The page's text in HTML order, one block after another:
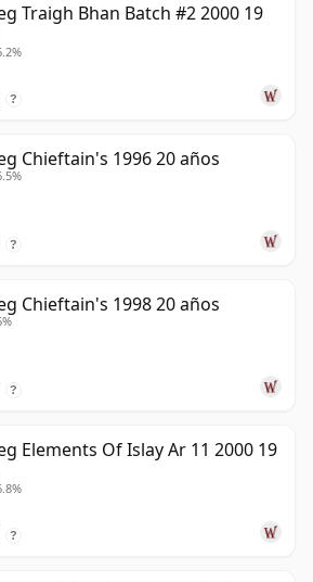
Traigh Bhan Batch #2 2000 19
?
Chieftain's 1996 20 años
?
Chieftain's 1998 20 años
?
Elements Of Islay Ar 11 2000 19
?